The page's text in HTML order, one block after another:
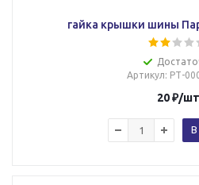
гайка крышки шины
Артикул: РТ-
20₽/шт
В